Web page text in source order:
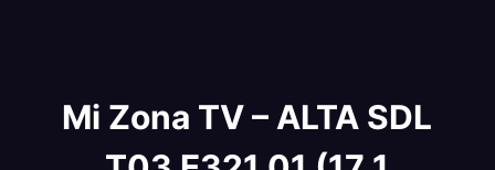
Mi Zona TV – ALTA SDL